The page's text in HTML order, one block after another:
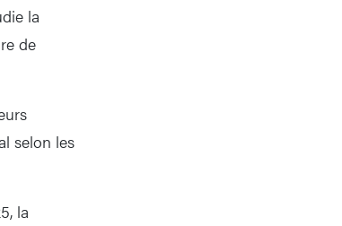
la
de
selon les
la